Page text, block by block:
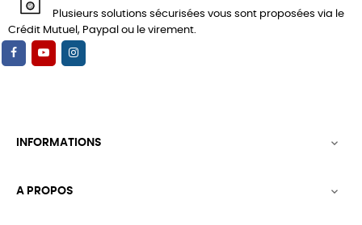
Plusieurs solutions sécurisées vous sont proposées via le
Crédit Mutuel, Paypal ou le virement.
INFORMATIONS 
A PROPOS 